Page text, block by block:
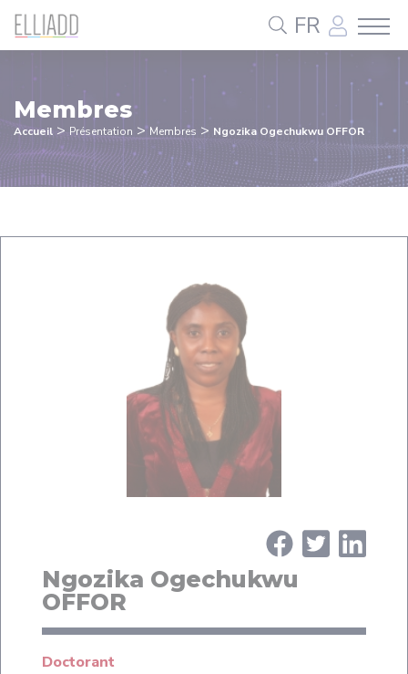
FR
Membres
Accueil > Présentation >Membres > Ngozika Ogechukwu OFFOR
Ngozika Ogechukwu
OFFOR
Doctorant
Panneau de gestion des cookies